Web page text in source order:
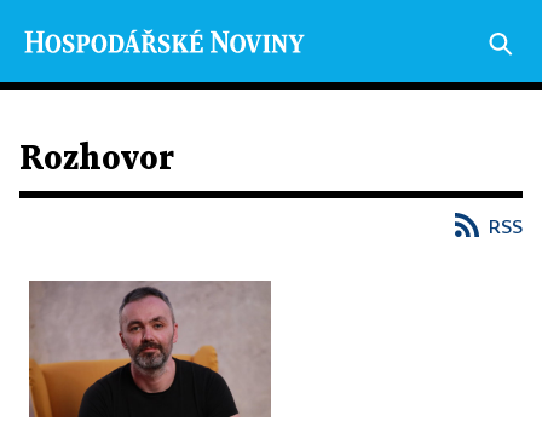
Rozhovor
RSS